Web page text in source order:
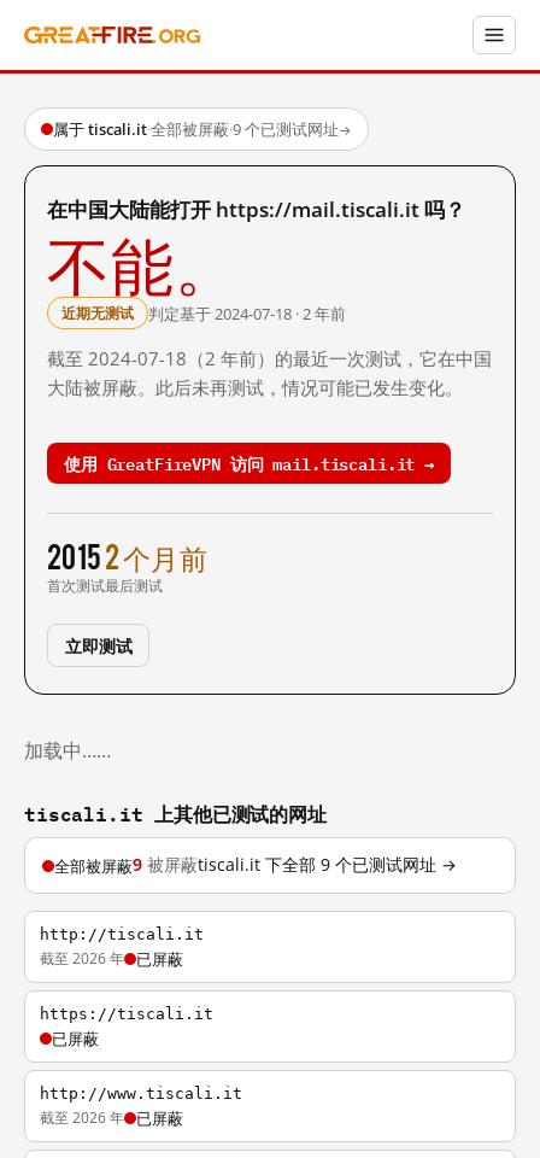
属于 tiscali.it·全部被屏蔽·9 个已测试网址→
在中国大陆能打开 https://mail.tiscali.it 吗？
不能。
近期无测试 判定基于 2024-07-18 · 2 年前
截至 2024-07-18（2 年前）的最近一次测试，它在中国
大陆被屏蔽。此后未再测试，情况可能已发生变化。
使用 GreatFireVPN 访问 mail.tiscali.it →
2015
首次测试
2 个月前
最后测试
立即测试
加载中……
tiscali.it 上其他已测试的网址
全部被屏蔽9 被屏蔽tiscali.it 下全部 9 个已测试网址 →
http://tiscali.it
截至 2026 年 已屏蔽
https://tiscali.it
已屏蔽
http://www.tiscali.it
截至 2026 年 已屏蔽